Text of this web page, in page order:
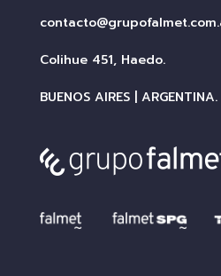
Colihue 451, Haedo.
BUENOS AIRES | ARGENTINA.